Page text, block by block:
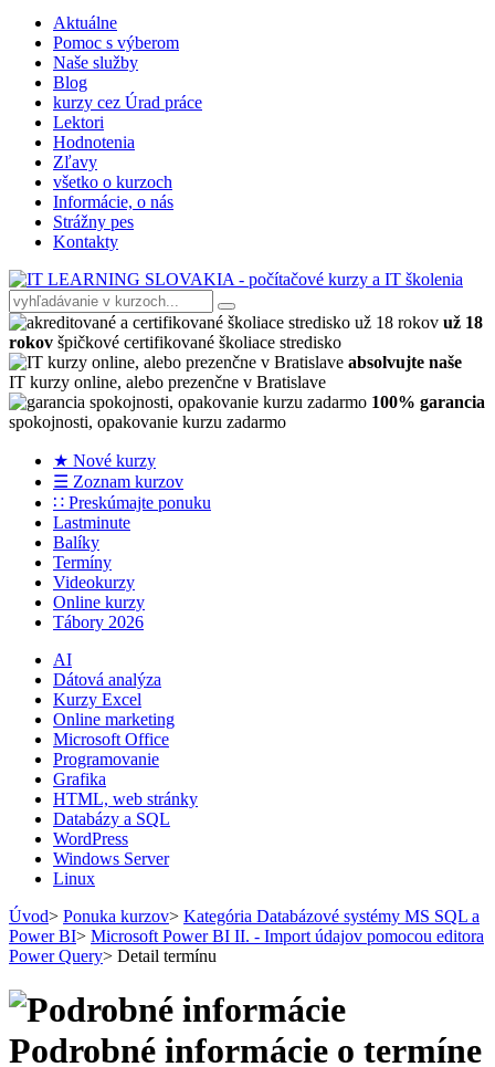
Aktuálne
Pomoc s výberom
Naše služby
Blog
kurzy cez Úrad práce
Lektori
Hodnotenia
Zľavy
všetko o kurzoch
Informácie, o nás
Strážny pes
Kontakty
už 18
rokov špičkové certifikované školiace stredisko
absolvujte naše
IT kurzy online, alebo prezenčne v Bratislave
100% garancia
spokojnosti, opakovanie kurzu zadarmo
★ Nové kurzy
☰ Zoznam kurzov
∷ Preskúmajte ponuku
Lastminute
Balíky
Termíny
Videokurzy
Online kurzy
Tábory 2026
AI
Dátová analýza
Kurzy Excel
Online marketing
Microsoft Office
Programovanie
Grafika
HTML, web stránky
Databázy a SQL
WordPress
Windows Server
Linux
Úvod> Ponuka kurzov> Kategória Databázové systémy MS SQL a
Power BI> Microsoft Power BI II. - Import údajov pomocou editora
Power Query> Detail termínu
Podrobné informácie o termíne